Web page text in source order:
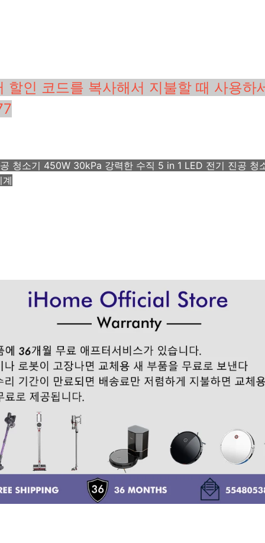
할인 코드를 복사해서 지불할 때 사용하
청소기 450W 30kPa 강력한 수직 5 in 1 LED 전기 진공 청